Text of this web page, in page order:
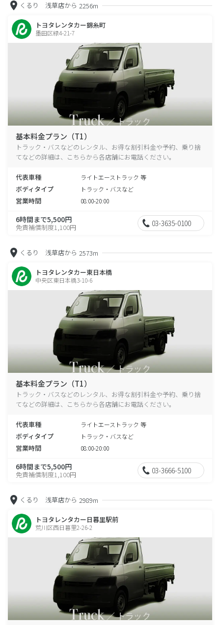
くるり 浅草店から 2256m
トヨタレンタカー錦糸町
墨田区緑4-21-7
基本料金プラン（T1）
トラック・バスなどのレンタル、お得な割引料金や予約、乗り捨
てなどの詳細は、こちらから各店舗にお電話ください。
代表車種 ライトエーストラック 等
ボディタイプ トラック・バスなど
営業時間 08:00-20:00
6時間まで5,500円
免責補償制度1,100円 03-3635-0100
くるり 浅草店から 2573m
トヨタレンタカー東日本橋
中央区東日本橋3-10-6
基本料金プラン（T1）
トラック・バスなどのレンタル、お得な割引料金や予約、乗り捨
てなどの詳細は、こちらから各店舗にお電話ください。
代表車種 ライトエーストラック 等
ボディタイプ トラック・バスなど
営業時間 08:00-20:00
6時間まで5,500円
免責補償制度1,100円 03-3666-5100
くるり 浅草店から 2989m
トヨタレンタカー日暮里駅前
荒川区西日暮里2-26-2